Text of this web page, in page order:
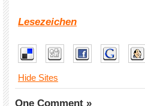
Lesezeichen
Hide Sites
One Comment »